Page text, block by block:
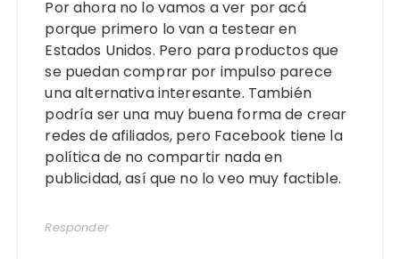
Por ahora no lo vamos a ver por acá
porque primero lo van a testear en
Estados Unidos. Pero para productos que
se puedan comprar por impulso parece
una alternativa interesante. También
podría ser una muy buena forma de crear
redes de afiliados, pero Facebook tiene la
política de no compartir nada en
publicidad, así que no lo veo muy factible.
Responder